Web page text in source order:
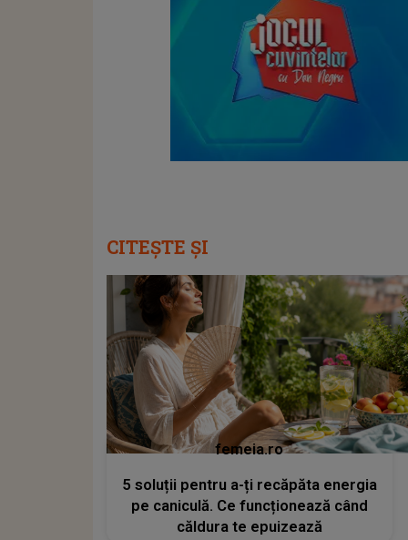
CITEȘTE ȘI
femeia.ro
5 soluții pentru a-ți recăpăta energia
pe caniculă. Ce funcționează când
căldura te epuizează